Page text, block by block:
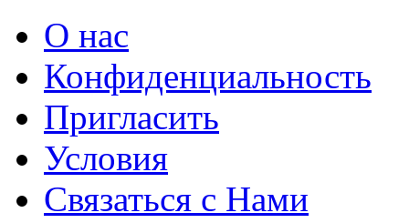
О нас
Конфиденциальность
Пригласить
Условия
Связаться с Нами